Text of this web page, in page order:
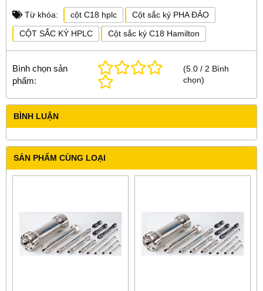
Từ khóa: cột C18 hplc
Cột sắc ký PHA ĐẢO
CỘT SẮC KÝ HPLC
Cột sắc ký C18 Hamilton
Bình chọn sản
phẩm:
(5.0 / 2 Bình
chọn)
BÌNH LUẬN
SẢN PHẨM CÙNG LOẠI